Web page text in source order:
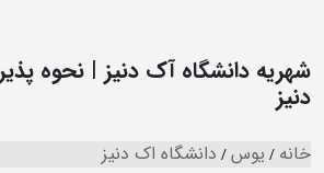
شهریه دانشگاه آک دنیز | نحوه
دنیز
خانه یوس دانشگاه اک دنیز